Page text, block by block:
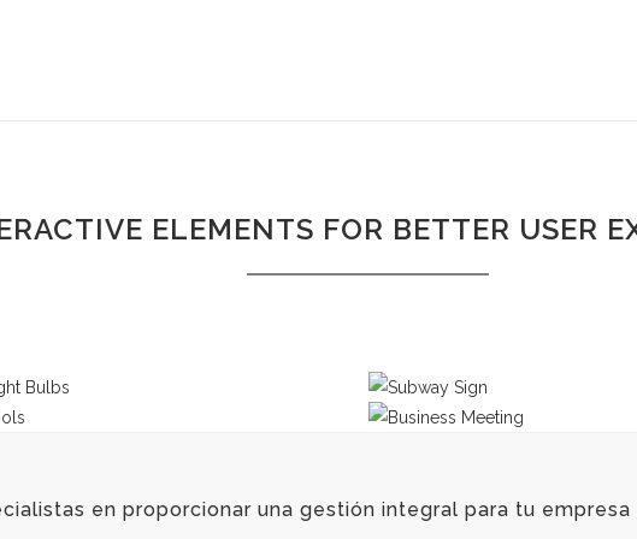
ELEMENTS FOR BETTER USER
en proporcionar una gestión integral para tu empresa